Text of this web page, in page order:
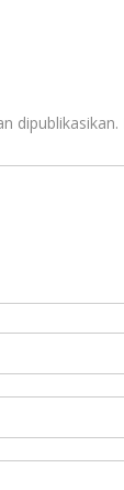
dipublikasikan.